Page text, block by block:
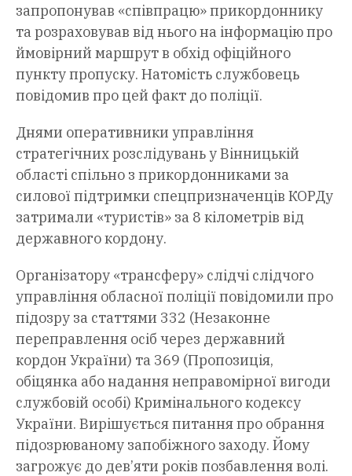
запропонував «співпрацю» прикордоннику
та розраховував від нього на інформацію про
ймовірний маршрут в обхід офіційного
пункту пропуску. Натомість службовець
повідомив про цей факт до поліції.
Днями оперативники управління
стратегічних розслідувань у Вінницькій
області спільно з прикордонниками за
силової підтримки спецпризначенців КОРДу
затримали «туристів» за 8 кілометрів від
державного кордону.
Організатору «трансферу» слідчі слідчого
управління обласної поліції повідомили про
підозру за статтями 332 (Незаконне
переправлення осіб через державний
кордон України) та 369 (Пропозиція,
обіцянка або надання неправомірної вигоди
службовій особі) Кримінального кодексу
України. Вирішується питання про обрання
підозрюваному запобіжного заходу. Йому
загрожує до дев’яти років позбавлення волі.